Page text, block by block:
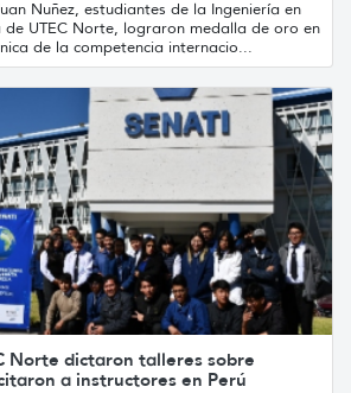
Nuñez, estudiantes de la Ingeniería en
UTEC Norte, lograron medalla de oro en
de la competencia internacio...
Norte dictaron talleres sobre
a instructores en Perú